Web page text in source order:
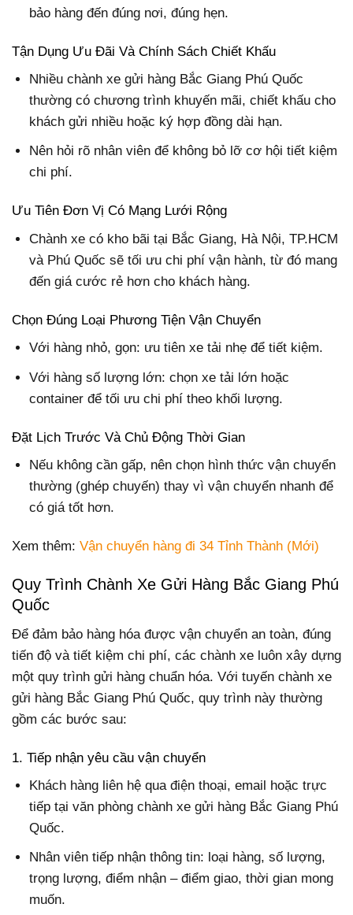
bảo hàng đến đúng nơi, đúng hẹn.
Tận Dụng Ưu Đãi Và Chính Sách Chiết Khấu
Nhiều chành xe gửi hàng Bắc Giang Phú Quốc
thường có chương trình khuyến mãi, chiết khấu cho
khách gửi nhiều hoặc ký hợp đồng dài hạn.
Nên hỏi rõ nhân viên để không bỏ lỡ cơ hội tiết kiệm
chi phí.
Ưu Tiên Đơn Vị Có Mạng Lưới Rộng
Chành xe có kho bãi tại Bắc Giang, Hà Nội, TP.HCM
và Phú Quốc sẽ tối ưu chi phí vận hành, từ đó mang
đến giá cước rẻ hơn cho khách hàng.
Chọn Đúng Loại Phương Tiện Vận Chuyển
Với hàng nhỏ, gọn: ưu tiên xe tải nhẹ để tiết kiệm.
Với hàng số lượng lớn: chọn xe tải lớn hoặc
container để tối ưu chi phí theo khối lượng.
Đặt Lịch Trước Và Chủ Động Thời Gian
Nếu không cần gấp, nên chọn hình thức vận chuyển
thường (ghép chuyến) thay vì vận chuyển nhanh để
có giá tốt hơn.
Xem thêm: Vận chuyển hàng đi 34 Tỉnh Thành (Mới)
Quy Trình Chành Xe Gửi Hàng Bắc Giang Phú
Quốc
Để đảm bảo hàng hóa được vận chuyển an toàn, đúng
tiến độ và tiết kiệm chi phí, các chành xe luôn xây dựng
một quy trình gửi hàng chuẩn hóa. Với tuyến chành xe
gửi hàng Bắc Giang Phú Quốc, quy trình này thường
gồm các bước sau:
1. Tiếp nhận yêu cầu vận chuyển
Khách hàng liên hệ qua điện thoại, email hoặc trực
tiếp tại văn phòng chành xe gửi hàng Bắc Giang Phú
Quốc.
Nhân viên tiếp nhận thông tin: loại hàng, số lượng,
trọng lượng, điểm nhận – điểm giao, thời gian mong
muốn.